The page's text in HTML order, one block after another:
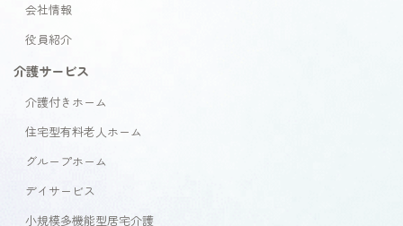
会社情報
役員紹介
介護サービス
介護付きホーム
住宅型有料老人ホーム
グループホーム
デイサービス
小規模多機能型居宅介護